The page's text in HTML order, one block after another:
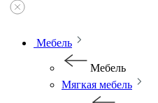
Мебель
Мебель
Мягкая мебель